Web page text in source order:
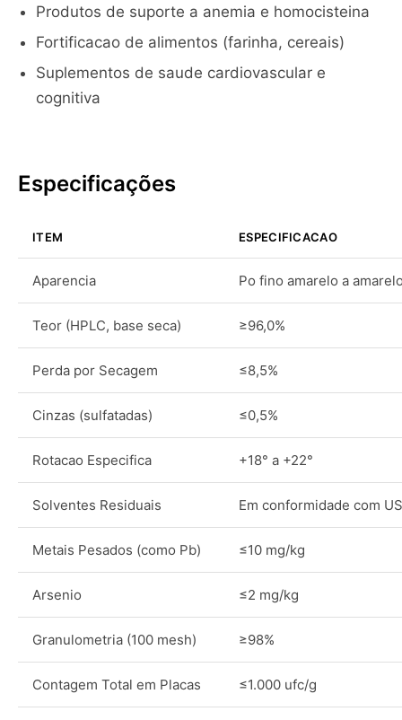
Produtos de suporte a anemia e homocisteina
Fortificacao de alimentos (farinha, cereais)
Suplementos de saude cardiovascular e
cognitiva
Especificações
ITEM ESPECIFICACAO
Aparencia Po fino amarelo a
Teor (HPLC, base seca) ≥96,0%
Perda por Secagem ≤8,5%
Cinzas (sulfatadas) ≤0,5%
Rotacao Especifica +18° a +22°
Solventes Residuais Em conformidade com
Metais Pesados (como Pb) ≤10 mg/kg
Arsenio ≤2 mg/kg
Granulometria (100 mesh) ≥98%
Contagem Total em Placas ≤1.000 ufc/g